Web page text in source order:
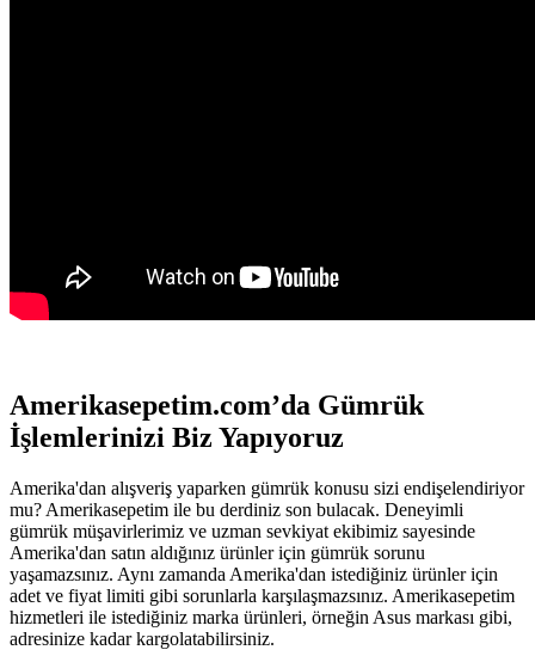
Amerikasepetim.com’da Gümrük
İşlemlerinizi Biz Yapıyoruz
Amerika'dan alışveriş yaparken gümrük konusu sizi endişelendiriyor
mu? Amerikasepetim ile bu derdiniz son bulacak. Deneyimli
gümrük müşavirlerimiz ve uzman sevkiyat ekibimiz sayesinde
Amerika'dan satın aldığınız ürünler için gümrük sorunu
yaşamazsınız. Aynı zamanda Amerika'dan istediğiniz ürünler için
adet ve fiyat limiti gibi sorunlarla karşılaşmazsınız. Amerikasepetim
hizmetleri ile istediğiniz marka ürünleri, örneğin Asus markası gibi,
adresinize kadar kargolatabilirsiniz.